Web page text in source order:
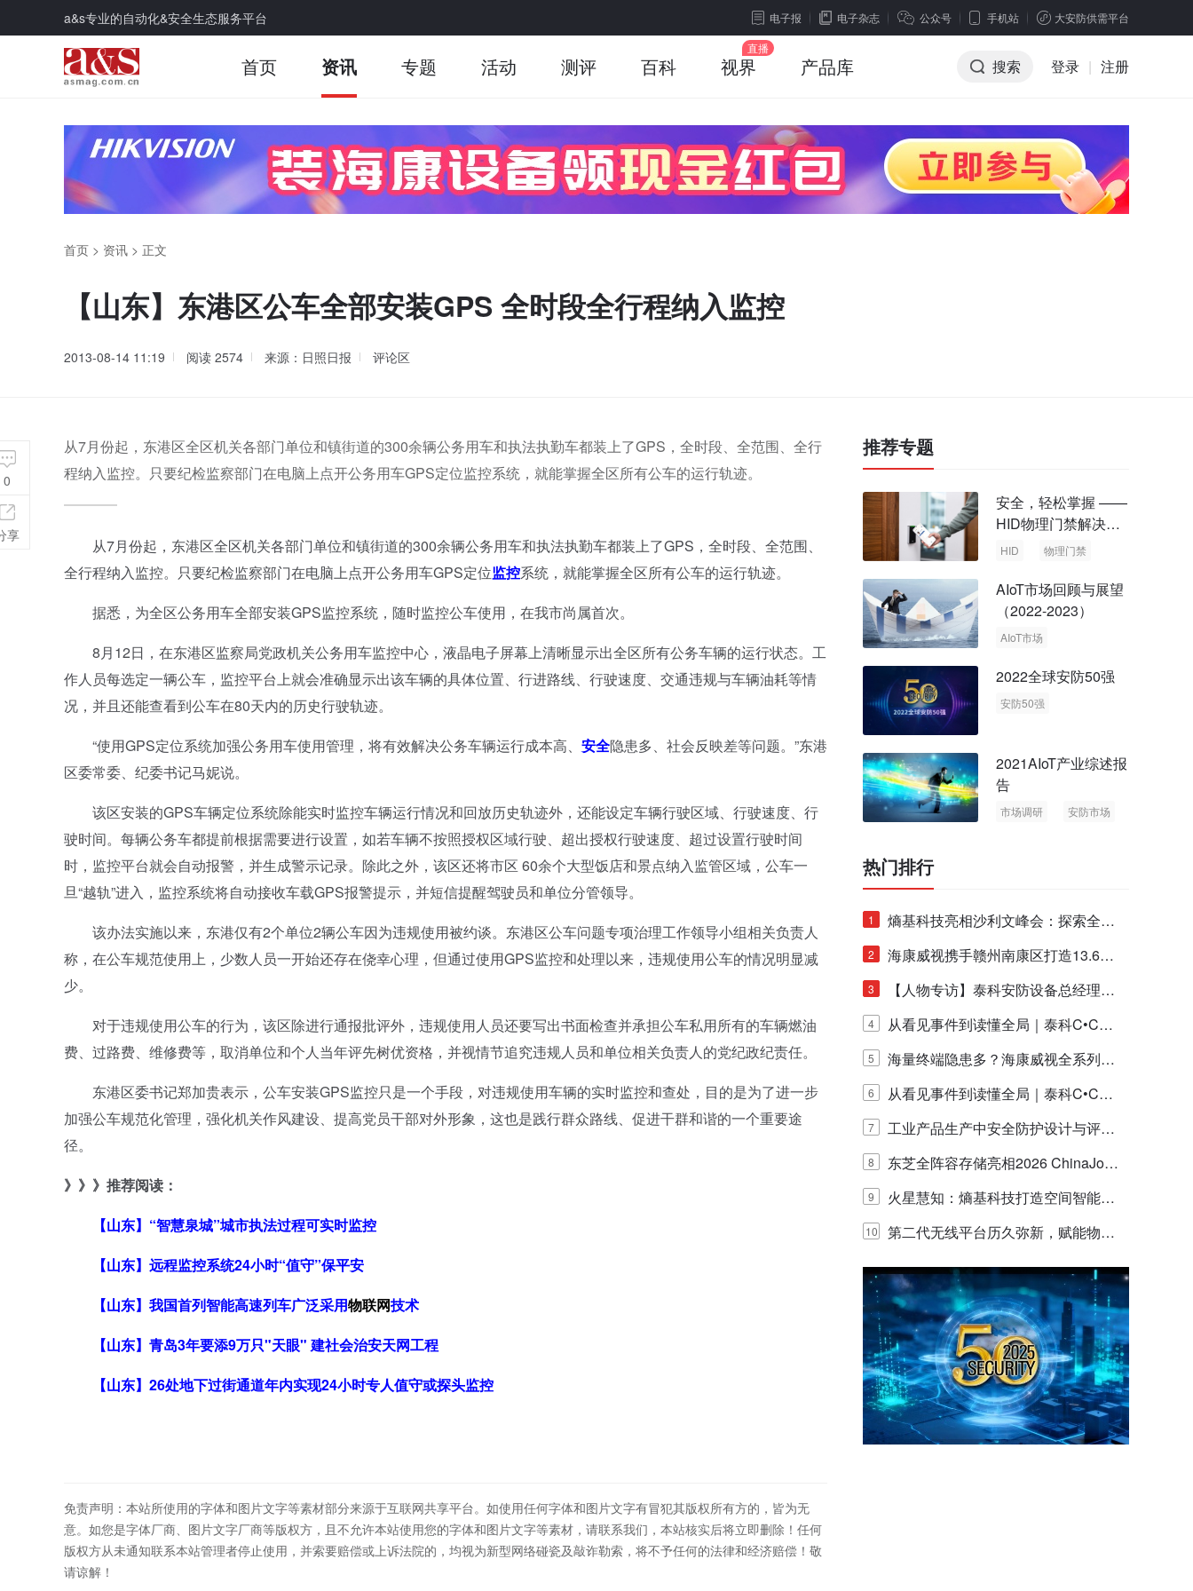
a&s专业的自动化&安全生态服务平台 电子报 电子杂志 公众号 手机站 大安防供需平台
首页 资讯 专题 活动 测评 百科 视界 产品库 搜索 登录 | 注册
首页 > 资讯 > 正文
【山东】东港区公车全部安装GPS 全时段全行程纳入监控
2013-08-14 11:19 阅读 2574 来源：日照日报 评论区
从7月份起，东港区全区机关各部门单位和镇街道的300余辆公务用车和执法执勤车都装上了GPS，全时段、全范围、全行
程纳入监控。只要纪检监察部门在电脑上点开公务用车GPS定位监控系统，就能掌握全区所有公车的运行轨迹。
从7月份起，东港区全区机关各部门单位和镇街道的300余辆公务用车和执法执勤车都装上了GPS，全时段、全范围、
全行程纳入监控。只要纪检监察部门在电脑上点开公务用车GPS定位监控系统，就能掌握全区所有公车的运行轨迹。
据悉，为全区公务用车全部安装GPS监控系统，随时监控公车使用，在我市尚属首次。
8月12日，在东港区监察局党政机关公务用车监控中心，液晶电子屏幕上清晰显示出全区所有公务车辆的运行状态。工
作人员每选定一辆公车，监控平台上就会准确显示出该车辆的具体位置、行进路线、行驶速度、交通违规与车辆油耗等情
况，并且还能查看到公车在80天内的历史行驶轨迹。
“使用GPS定位系统加强公务用车使用管理，将有效解决公务车辆运行成本高、 安全隐患多、社会反映差等问题。”东港
区委常委、纪委书记马妮说。
该区安装的GPS车辆定位系统除能实时监控车辆运行情况和回放历史轨迹外，还能设定车辆行驶区域、行驶速度、行
驶时间。每辆公务车都提前根据需要进行设置，如若车辆不按照授权区域行驶、超出授权行驶速度、超过设置行驶时间
时，监控平台就会自动报警，并生成警示记录。除此之外，该区还将市区 60余个大型饭店和景点纳入监管区域，公车一
旦“越轨”进入，监控系统将自动接收车载GPS报警提示，并短信提醒驾驶员和单位分管领导。
该办法实施以来，东港仅有2个单位2辆公车因为违规使用被约谈。东港区公车问题专项治理工作领导小组相关负责人
称，在公车规范使用上，少数人员一开始还存在侥幸心理，但通过使用GPS监控和处理以来，违规使用公车的情况明显减
少。
对于违规使用公车的行为，该区除进行通报批评外，违规使用人员还要写出书面检查并承担公车私用所有的车辆燃油
费、过路费、维修费等，取消单位和个人当年评先树优资格，并视情节追究违规人员和单位相关负责人的党纪政纪责任。
东港区委书记郑加贵表示，公车安装GPS监控只是一个手段，对违规使用车辆的实时监控和查处，目的是为了进一步
加强公车规范化管理，强化机关作风建设、提高党员干部对外形象，这也是践行群众路线、促进干群和谐的一个重要途
径。
》》》推荐阅读：
【山东】“智慧泉城”城市执法过程可实时监控
【山东】远程监控系统24小时“值守”保平安
【山东】我国首列智能高速列车广泛采用物联网技术
【山东】青岛3年要添9万只"天眼" 建社会治安天网工程
【山东】26处地下过街通道年内实现24小时专人值守或探头监控
免责声明：本站所使用的字体和图片文字等素材部分来源于互联网共享平台。如使用任何字体和图片文字有冒犯其版权所有方的，皆为无
意。如您是字体厂商、图片文字厂商等版权方，且不允许本站使用您的字体和图片文字等素材，请联系我们，本站核实后将立即删除！任何
版权方从未通知联系本站管理者停止使用，并索要赔偿或上诉法院的，均视为新型网络碰瓷及敲诈勒索，将不予任何的法律和经济赔偿！敬
请谅解！
0
享
推荐专题
安全，轻松掌握 ——
HID物理门禁解决方
案，启动智慧安全新
HID 物理门禁
AIoT市场回顾与展望
（2022-2023）
AIoT市场
2022全球安防50强
安防50强
2021AIoT产业综述报
告
市场调研
安防市场
热门排行
1
熵基科技亮相沙利文峰会：探索全栈
脑机技术商业化生态新路径
2
海康威视携手赣州南康区打造13.6公
里绿波网
3
【人物专访】泰科安防设备总经理张
宁解码安防出海新范式
4
从看见事件到读懂全局｜泰科C•CUR
E IQ 3.20开启安防运营智能新时代
5
海量终端隐患多？海康威视全系列物
联安全产品，四层守护更放心！
6
从看见事件到读懂全局｜泰科C•CUR
E IQ 3.20开启安防运营智能新时代
7
工业产品生产中安全防护设计与评估
的实践与探讨
8
东芝全阵容存储亮相2026 ChinaJo
y，以海量数据底座赋能“与AI同游”新
体验
9
火星慧知：熵基科技打造空间智能时
代的认知中枢
10
第二代无线平台历久弥新，赋能物联
网创新迭代